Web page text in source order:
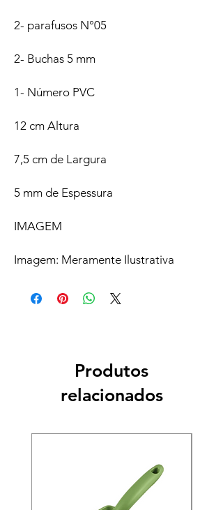
2- parafusos N°05
2- Buchas 5 mm
1- Número PVC
12 cm Altura
7,5 cm de Largura
5 mm de Espessura
IMAGEM
Imagem: Meramente Ilustrativa
Produtos
relacionados